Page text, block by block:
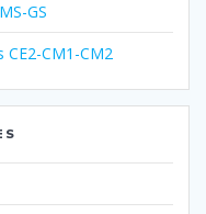
GS
CM1-CM2